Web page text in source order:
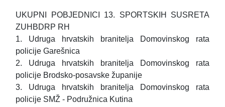
UKUPNI POBJEDNICI 13. SPORTSKIH SUSRETA
ZUHBDRP RH
1. Udruga hrvatskih branitelja Domovinskog rata
policije Garešnica
2. Udruga hrvatskih branitelja Domovinskog rata
policije Brodsko-posavske županije
3. Udruga hrvatskih branitelja Domovinskog rata
policije SMŽ - Podružnica Kutina